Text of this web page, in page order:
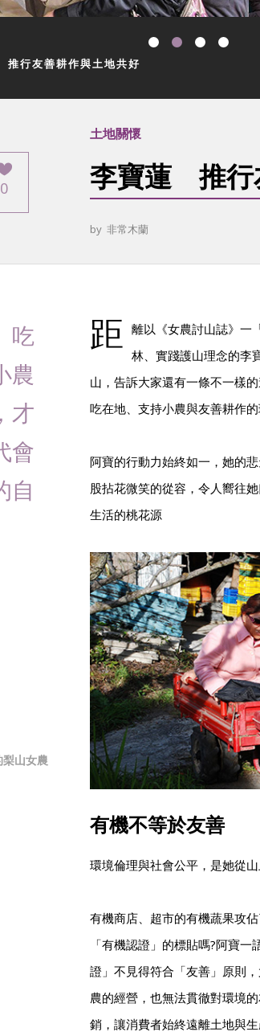
行友善耕作與土地共好
0
土地關懷
李寶蓮 推行
by 非常木蘭
吃
農
才
會
自
距 離以《女農討山誌》一
林、實踐護山理念的李
山，告訴大家還有一條不一樣
吃在地、支持小農與友善耕作的
阿寶的行動力始終如一，她的
股拈花微笑的從容，令人嚮往
生活的桃花源
山女農
有機不等於友善
環境倫理與社會公平，是她從
有機商店、超市的有機蔬果攻
「有機認證」的標貼嗎?阿寶
證」不見得符合「友善」原則
農的經營，也無法貫徹對環境
銷，讓消費者始終遠離土地與